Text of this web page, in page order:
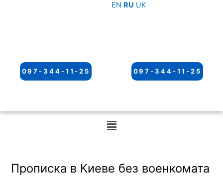
EN RU UK
097-344-11-25 097-344-11-25
Меню
Прописка в Киеве без военкомата